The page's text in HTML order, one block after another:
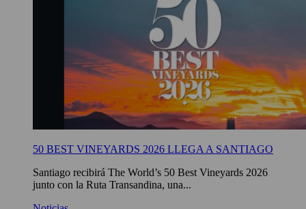
50 BEST VINEYARDS 2026 LLEGA A SANTIAGO
Santiago recibirá The World’s 50 Best Vineyards 2026
junto con la Ruta Transandina, una...